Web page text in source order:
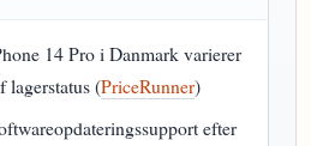
14 Pro i Danmark varierer
lagerstatus (PriceRunner)
efter